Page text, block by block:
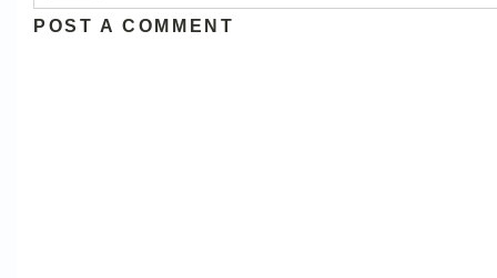
POST A COMMENT